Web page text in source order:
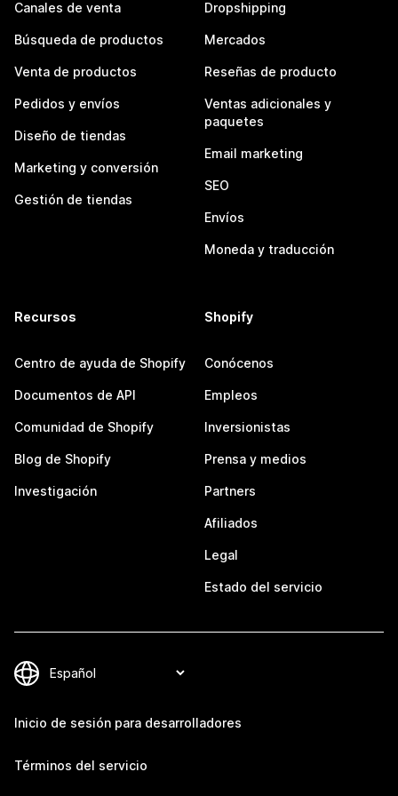
Canales de venta
Búsqueda de productos
Venta de productos
Pedidos y envíos
Diseño de tiendas
Marketing y conversión
Gestión de tiendas
Dropshipping
Mercados
Reseñas de producto
Ventas adicionales y
paquetes
Email marketing
SEO
Envíos
Moneda y traducción
Recursos
Centro de ayuda de Shopify
Documentos de API
Comunidad de Shopify
Blog de Shopify
Investigación
Shopify
Conócenos
Empleos
Inversionistas
Prensa y medios
Partners
Afiliados
Legal
Estado del servicio
Inicio de sesión para desarrolladores
Términos del servicio